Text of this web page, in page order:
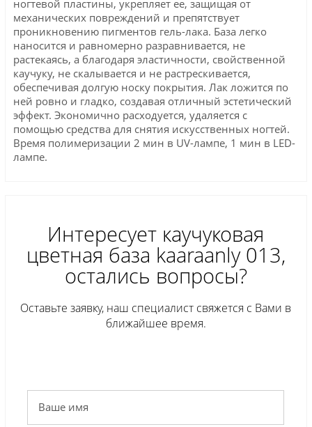
ногтевой пластины, укрепляет ее, защищая от
механических повреждений и препятствует
проникновению пигментов гель-лака. База легко
наносится и равномерно разравнивается, не
растекаясь, а благодаря эластичности, свойственной
каучуку, не скалывается и не растрескивается,
обеспечивая долгую носку покрытия. Лак ложится по
ней ровно и гладко, создавая отличный эстетический
эффект. Экономично расходуется, удаляется с
помощью средства для снятия искусственных ногтей.
Время полимеризации 2 мин в UV-лампе, 1 мин в LED-
лампе.
Интересует каучуковая
цветная база kaaraanly 013,
остались вопросы?
Оставьте заявку, наш специалист свяжется с Вами в
ближайшее время.